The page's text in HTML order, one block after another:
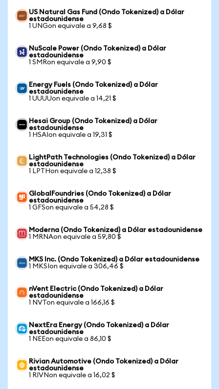
US Natural Gas Fund (Ondo Tokenized) a Dólar
estadounidense
1 UNGon equivale a 9,68 $
NuScale Power (Ondo Tokenized) a Dólar
estadounidense
1 SMRon equivale a 9,90 $
Energy Fuels (Ondo Tokenized) a Dólar
estadounidense
1 UUUUon equivale a 14,21 $
Hesai Group (Ondo Tokenized) a Dólar
estadounidense
1 HSAIon equivale a 19,31 $
LightPath Technologies (Ondo Tokenized) a Dólar
estadounidense
1 LPTHon equivale a 12,38 $
GlobalFoundries (Ondo Tokenized) a Dólar
estadounidense
1 GFSon equivale a 54,28 $
Moderna (Ondo Tokenized) a Dólar estadounidense
1 MRNAon equivale a 59,80 $
MKS Inc. (Ondo Tokenized) a Dólar estadounidense
1 MKSIon equivale a 306,46 $
nVent Electric (Ondo Tokenized) a Dólar
estadounidense
1 NVTon equivale a 166,16 $
NextEra Energy (Ondo Tokenized) a Dólar
estadounidense
1 NEEon equivale a 86,10 $
Rivian Automotive (Ondo Tokenized) a Dólar
estadounidense
1 RIVNon equivale a 16,02 $